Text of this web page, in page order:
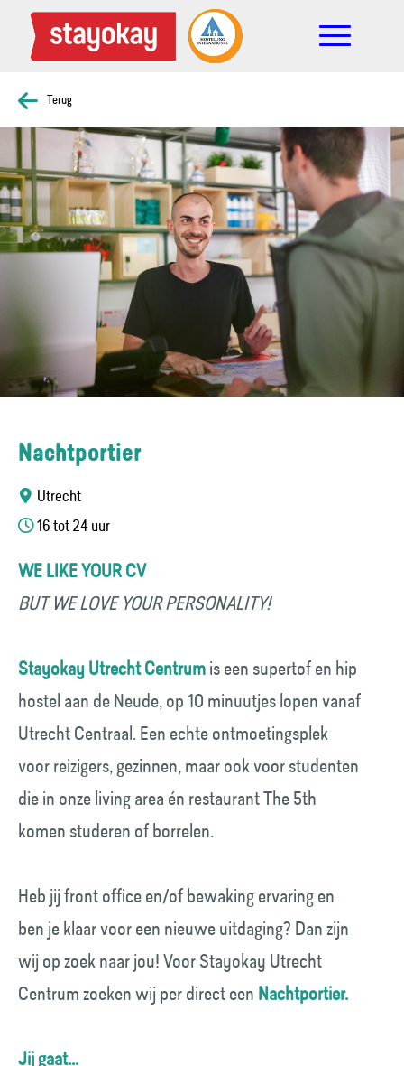
Terug
Nachtportier
Utrecht
16 tot 24 uur
WE LIKE YOUR CV
BUT WE LOVE YOUR PERSONALITY!
Stayokay Utrecht Centrum is een supertof en hip
hostel aan de Neude, op 10 minuutjes lopen vanaf
Utrecht Centraal. Een echte ontmoetingsplek
voor reizigers, gezinnen, maar ook voor studenten
die in onze living area én restaurant The 5th
komen studeren of borrelen.
Heb jij front office en/of bewaking ervaring en
ben je klaar voor een nieuwe uitdaging? Dan zijn
wij op zoek naar jou! Voor Stayokay Utrecht
Centrum zoeken wij per direct een Nachtportier.
Jij gaat...